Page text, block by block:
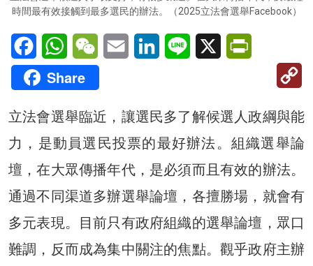
時間最有效接觸到最多選民的辦法。（2025立法會選舉Facebook）
FacebookWhatsAppWeChatEmail LinkedInLine X
Share
立法會選舉臨近，讓選民多了解候選人政綱與能
力，是動員選民投票的最好辦法。組織選舉論
壇，在大眾傳播年代，是必須而且有效的辦法。
通過不同渠道多辦選舉論壇，各擅勝場，就會有
多元表現。目前只有政府組織的選舉論壇，眾口
難調，反而成為集中關注的焦點。觀乎政府主辦